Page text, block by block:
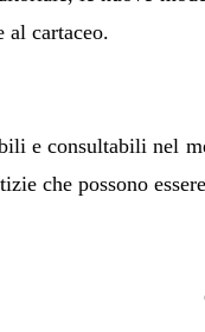
cartaceo.
e consultabili nel
che possono